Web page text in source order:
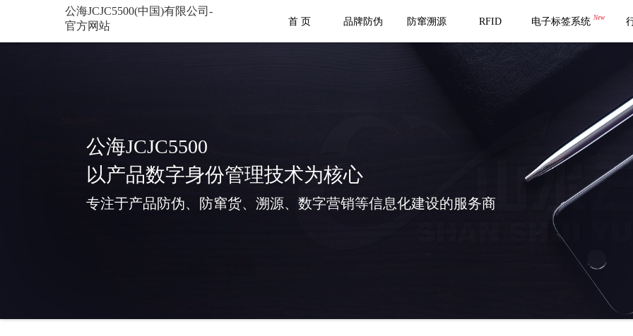
公海JCJC5500(中国)有限公司-
官方网站
首 页 品牌防伪 防窜溯源 RFID 电子标签系统 New
公海JCJC5500
以产品数字身份管理技术为核心
专注于产品防伪、防窜货、溯源、数字营销等信息化建设的服务商